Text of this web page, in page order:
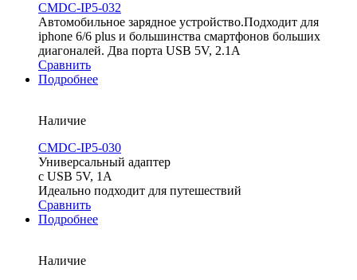
CMDC-IP5-032
Автомобильное зарядное устройство.Подходит для
iphone 6/6 plus и большинства смартфонов больших
диагоналей. Два порта USB 5V, 2.1A
Сравнить
Подробнее
Наличие
CMDC-IP5-030
Универсальный адаптер
с USB 5V, 1A
Идеально подходит для путешествий
Сравнить
Подробнее
Наличие